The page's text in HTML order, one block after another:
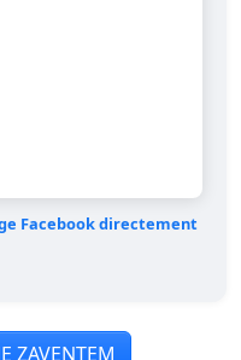
Facebook directement
ZAVENTEM